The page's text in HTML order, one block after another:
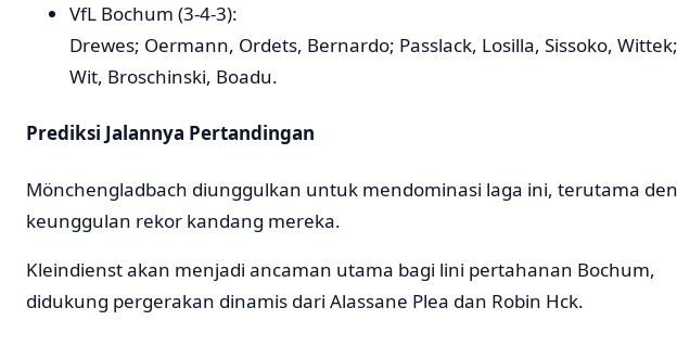
VfL Bochum (3-4-3):
Drewes; Oermann, Ordets, Bernardo; Passlack, Losilla, Sissoko,
Wit, Broschinski, Boadu.
Prediksi Jalannya Pertandingan
Mönchengladbach diunggulkan untuk mendominasi laga ini, terutama
keunggulan rekor kandang mereka.
Kleindienst akan menjadi ancaman utama bagi lini pertahanan Bochum,
didukung pergerakan dinamis dari Alassane Plea dan Robin Hck.